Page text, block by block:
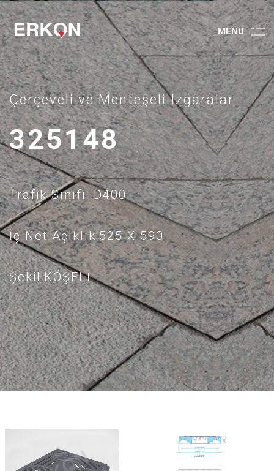
MENU
Çerçeveli ve Menteşeli Izgaralar
325148
Trafik Sınıfı: D400
İç Net Açıklık:525 X 590
Şekil:KÖŞELİ